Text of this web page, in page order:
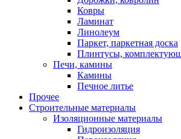
Ковры
Ламинат
Линолеум
Паркет, паркетная доска
Плинтусы,
Печи, камины
Камины
Печное литье
Прочее
Строительные материалы
Изоляционные материалы
Гидроизоляция